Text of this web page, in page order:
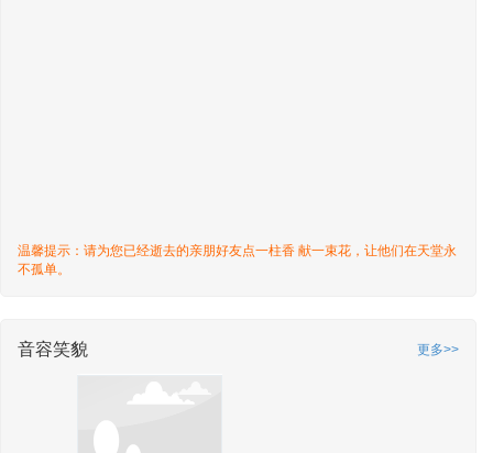
温馨提示：请为您已经逝去的亲朋好友点一柱香 献一束花，让他们在天堂永
不孤单。
音容笑貌 更多>>